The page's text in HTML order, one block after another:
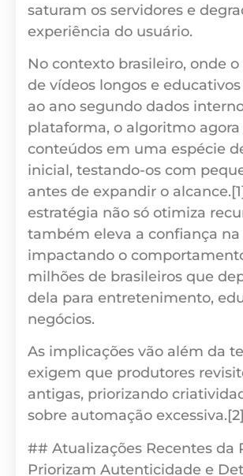
saturam os servidores e
experiência do usuário.
No contexto brasileiro, onde
de vídeos longos e educativos
ao ano segundo dados
plataforma, o algoritmo agora
conteúdos em uma espécie
inicial, testando-os com
antes de expandir o
estratégia não só otimiza
também eleva a confiança
impactando o
milhões de brasileiros que
dela para entretenimento,
negócios.
As implicações vão além da
exigem que produtores
antigas, priorizando
sobre automação
## Atualizações Recentes da
Priorizam Autenticidade e